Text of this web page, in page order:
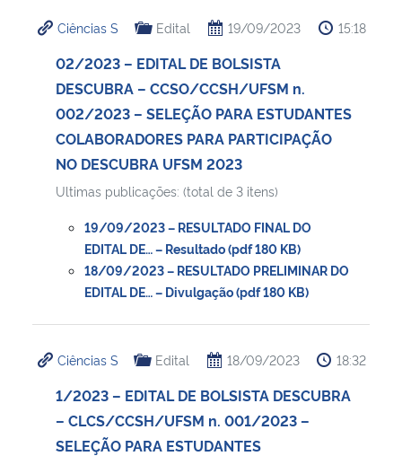
Ciências S Edital 19/09/2023 15:18
02/2023 – EDITAL DE BOLSISTA
DESCUBRA – CCSO/CCSH/UFSM n.
002/2023 – SELEÇÃO PARA ESTUDANTES
COLABORADORES PARA PARTICIPAÇÃO
NO DESCUBRA UFSM 2023
Ultimas publicações: (total de 3 itens)
19/09/2023 – RESULTADO FINAL DO
EDITAL DE… – Resultado (pdf 180 KB)
18/09/2023 – RESULTADO PRELIMINAR DO
EDITAL DE… – Divulgação (pdf 180 KB)
Ciências S Edital 18/09/2023 18:32
1/2023 – EDITAL DE BOLSISTA DESCUBRA
– CLCS/CCSH/UFSM n. 001/2023 –
SELEÇÃO PARA ESTUDANTES